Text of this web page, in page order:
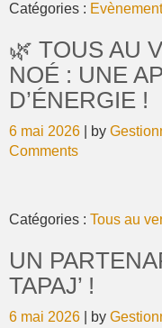
Catégories : Evènement
🌿 TOUS AU
NOÉ : UNE
D’ÉNERGIE !
6 mai 2026 | by
Comments
Catégories : Tous au
UN
TAPAJ’ !
6 mai 2026 | by